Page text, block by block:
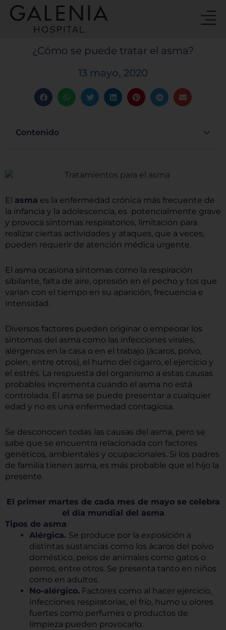
contenido
¿Cómo se puede tratar el asma?
13 mayo, 2020
Contenido
El asma es la enfermedad crónica más frecuente de
la infancia y la adolescencia, es potencialmente grave
y provoca síntomas respiratorios, limitación para
realizar ciertas actividades y ataques, que a veces,
pueden requerir de atención médica urgente.
El asma ocasiona síntomas como la respiración
sibilante, falta de aire, opresión en el pecho y tos que
varían con el tiempo en su aparición, frecuencia e
intensidad.
Diversos factores pueden originar o empeorar los
síntomas del asma como las infecciones virales,
alérgenos en la casa o en el trabajo (ácaros, polvo,
polen, entre otros), el humo del cigarro, el ejercicio y
el estrés. La respuesta del organismo a estas causas
probables incrementa cuando el asma no está
controlada. El asma se puede presentar a cualquier
edad y no es una enfermedad contagiosa.
Se desconocen todas las causas del asma, pero se
sabe que se encuentra relacionada con factores
genéticos, ambientales y ocupacionales. Si los padres
de familia tienen asma, es más probable que el hijo la
presente.
El primer martes de cada mes de mayo se celebra
el día mundial del asma
Tipos de asma
Alérgica. Se produce por la exposición a
distintas sustancias como los ácaros del polvo
doméstico, pelos de animales como gatos o
perros, entre otros. Se presenta tanto en niños
como en adultos.
No-alérgico. Factores como al hacer ejercicio,
infecciones respiratorias, el frío, humo u olores
fuertes como perfumes o productos de
limpieza pueden provocarlo.